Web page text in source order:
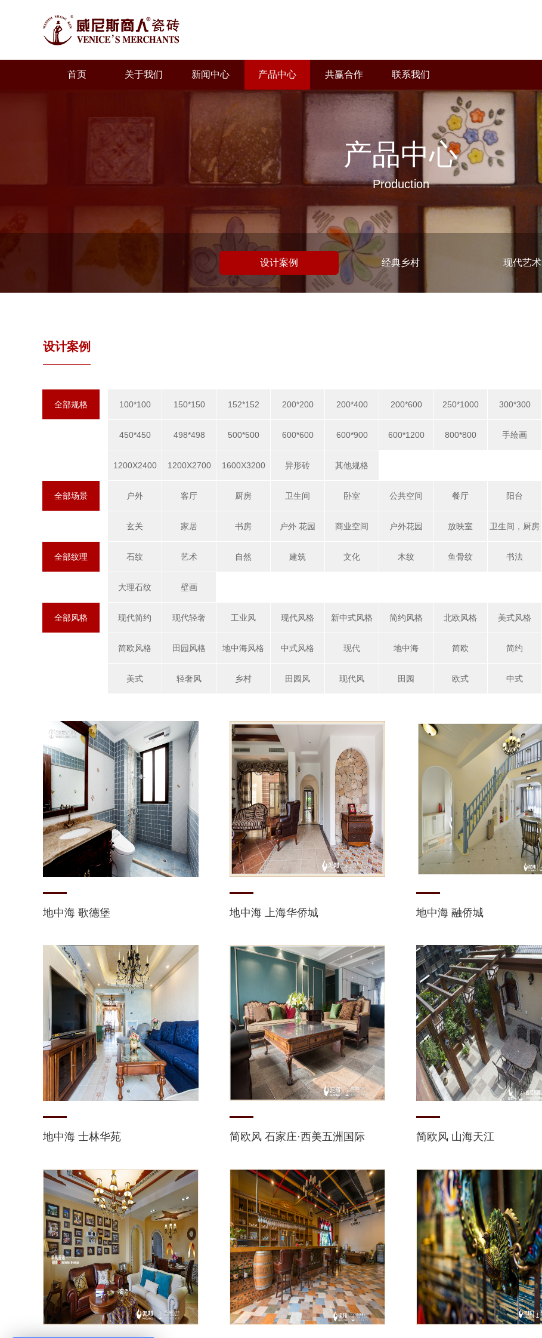
首页 关于我们 新闻中心 产品中心 共赢合作 联系我们
产品中心
Production
设计案例 经典乡村 现代艺术
设计案例
全部规格 100*100 150*150 152*152 200*200 200*400 200*600 250*1000 300*300
450*450 498*498 500*500 600*600 600*900 600*1200 800*800 手绘画
1200X2400 1200X2700 1600X3200 异形砖 其他规格
全部场景 户外 客厅 厨房 卫生间 卧室 公共空间 餐厅 阳台
玄关 家居 书房 户外 花园 商业空间 户外花园 放映室 卫生间，厨房
全部纹理 石纹 艺术 自然 建筑 文化 木纹 鱼骨纹 书法
大理石纹 壁画
全部风格 现代简约 现代轻奢 工业风 现代风格 新中式风格 简约风格 北欧风格 美式风格
简欧风格 田园风格 地中海风格 中式风格 现代 地中海 简欧 简约
美式 轻奢风 乡村 田园风 现代风 田园 欧式 中式
地中海 歌德堡 地中海 上海华侨城 地中海 融侨城
地中海 士林华苑 简欧风 石家庄·西美五洲国际 简欧风 山海天江